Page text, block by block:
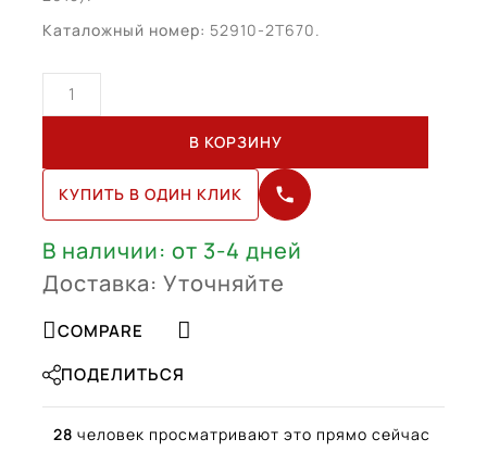
Каталожный номер: 52910-2T670.
Количество
товара
R18
(52910-
2T670)
В КОРЗИНУ
КУПИТЬ В ОДИН КЛИК
В наличии: от 3-4 дней
Доставка: Уточняйте
COMPARE
ПОДЕЛИТЬСЯ
28 человек просматривают это прямо сейчас